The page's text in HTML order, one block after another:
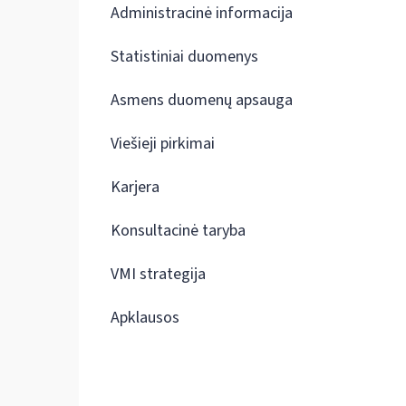
Administracinė informacija
Statistiniai duomenys
Asmens duomenų apsauga
Viešieji pirkimai
Karjera
Konsultacinė taryba
VMI strategija
Apklausos